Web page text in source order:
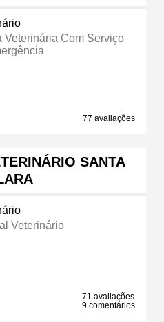
Veterinária Com Serviço
77 avaliações
SANTA
Veterinário
71 avaliações
9 comentários